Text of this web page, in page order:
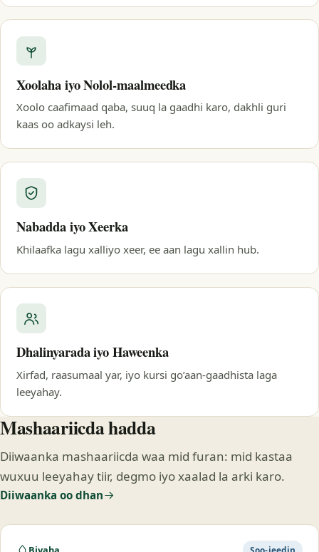
Xoolaha iyo Nolol-maalmeedka
Xoolo caafimaad qaba, suuq la gaadhi karo, dakhli guri
kaas oo adkaysi leh.
Nabadda iyo Xeerka
Khilaafka lagu xalliyo xeer, ee aan lagu xallin hub.
Dhalinyarada iyo Haweenka
Xirfad, raasumaal yar, iyo kursi go’aan-gaadhista laga
leeyahay.
Mashaariicda hadda
Diiwaanka mashaariicda waa mid furan: mid kastaa
wuxuu leeyahay tiir, degmo iyo xaalad la arki karo.
Diiwaanka oo dhan
Soo-jeedin